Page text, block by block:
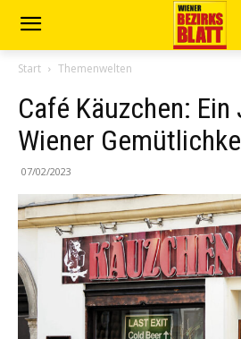
Start Themenwelten
Café Käuzchen:
Wiener
07/02/2023